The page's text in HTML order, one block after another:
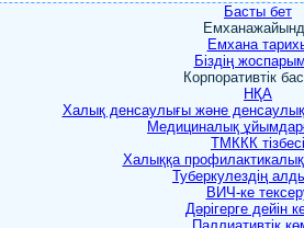
Басты бет
Емхана
Емхана
Біздің
Корпоративтік
НҚА
Халық денсаулығы және
Медициналық
ТМККК тізбесі
Халыққа профилактикалық
Туберкулездің
ВИЧ-ке
Дәрігерге дейін